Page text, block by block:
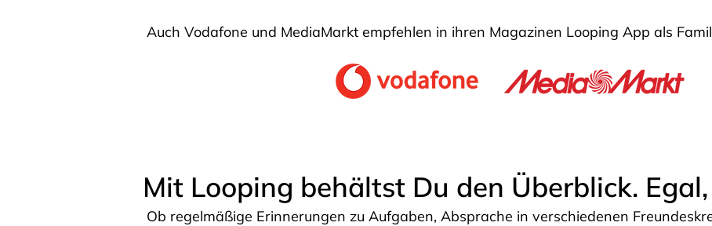
Auch Vodafone und MediaMarkt empfehlen in ihren Magazinen Looping App als
Mit Looping behältst Du den Überblick.
Ob regelmäßige Erinnerungen zu Aufgaben, Absprache in verschiedenen